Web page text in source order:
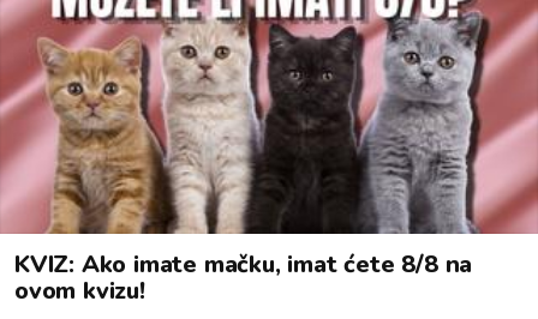
KVIZ: Ako imate mačku, imat ćete 8/8 na
ovom kvizu!